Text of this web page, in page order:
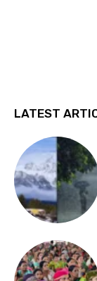
LATEST